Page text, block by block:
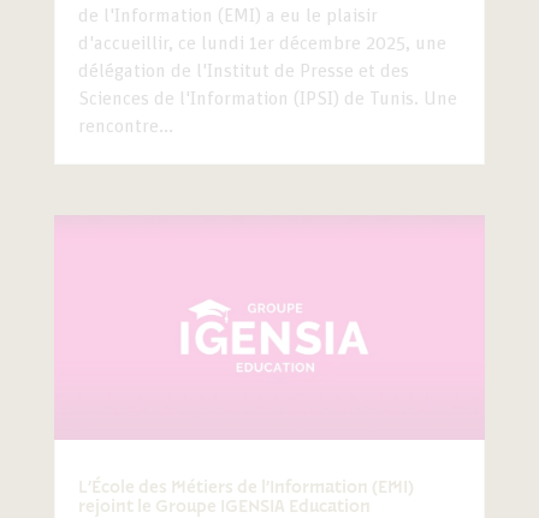
de l'Information (EMI) a eu le plaisir
d'accueillir, ce lundi 1er décembre 2025, une
délégation de l'Institut de Presse et des
Sciences de l'Information (IPSI) de Tunis. Une
rencontre...
L’École des Métiers de l’Information (EMI)
rejoint le Groupe IGENSIA Education